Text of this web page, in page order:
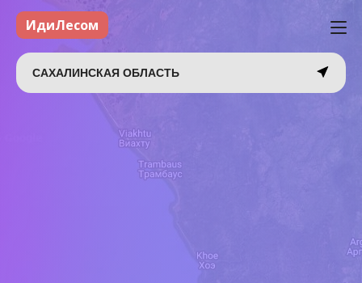
ИдиЛесом
САХАЛИНСКАЯ ОБЛАСТЬ